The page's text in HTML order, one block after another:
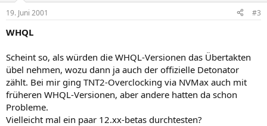
19. Juni 2001 #3
WHQL
Scheint so, als würden die WHQL-Versionen das Übertakten
übel nehmen, wozu dann ja auch der offizielle Detonator
zählt. Bei mir ging TNT2-Overclocking via NVMax auch mit
früheren WHQL-Versionen, aber andere hatten da schon
Probleme.
Vielleicht mal ein paar 12.xx-betas durchtesten?